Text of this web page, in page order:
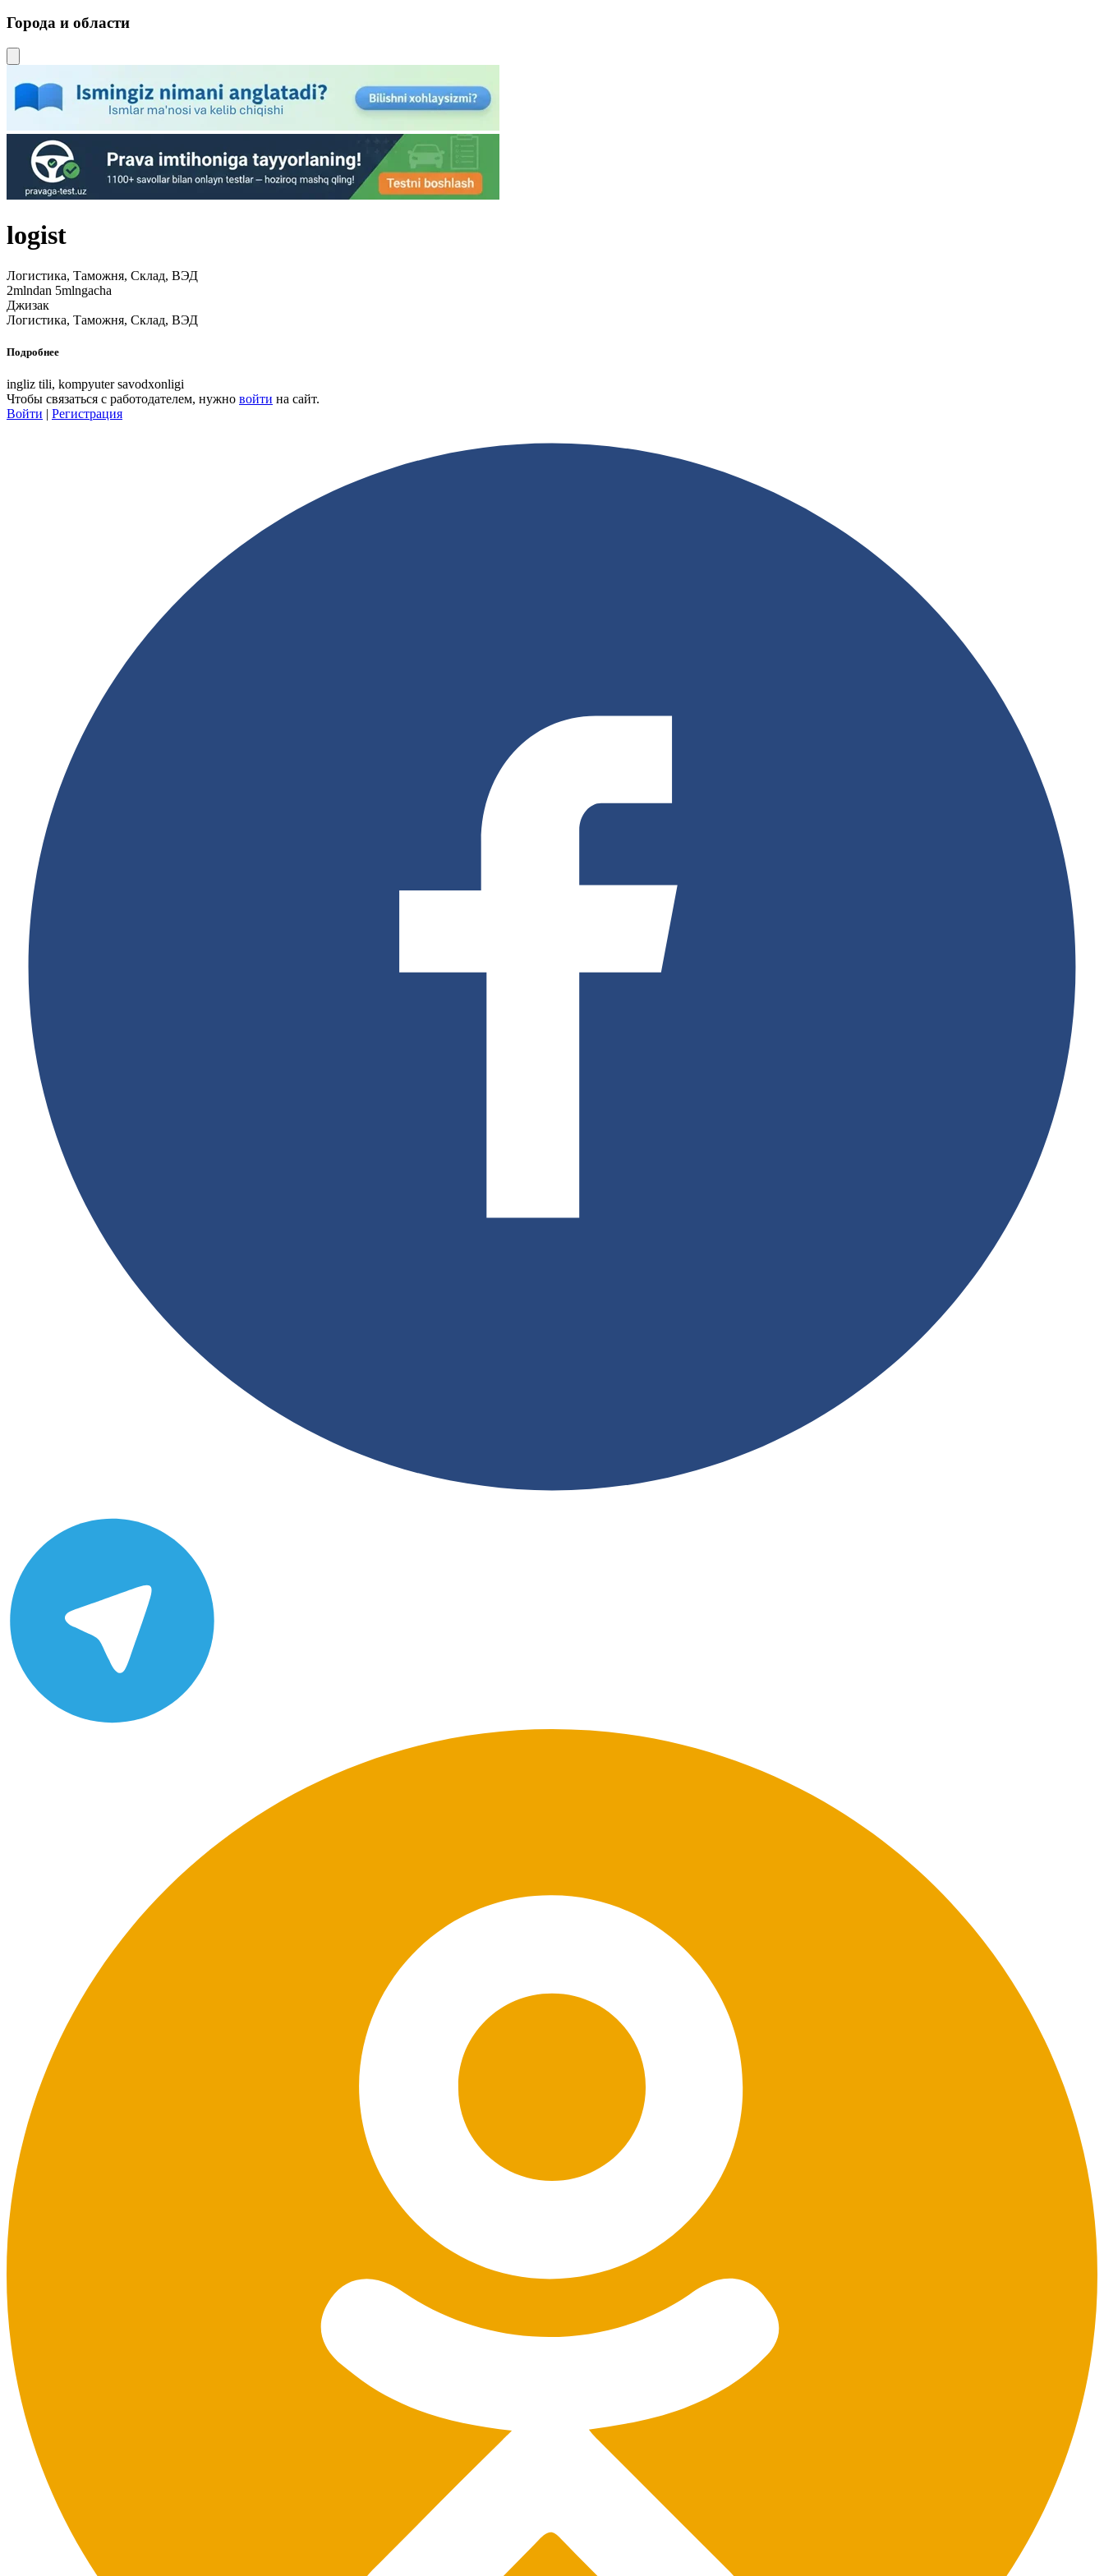
Города и области
logist
Логистика, Таможня, Склад, ВЭД
2mlndan 5mlngacha
Джизак
Логистика, Таможня, Склад, ВЭД
Подробнее
ingliz tili, kompyuter savodxonligi
Чтобы связаться с работодателем, нужно войти на сайт.
Войти | Регистрация